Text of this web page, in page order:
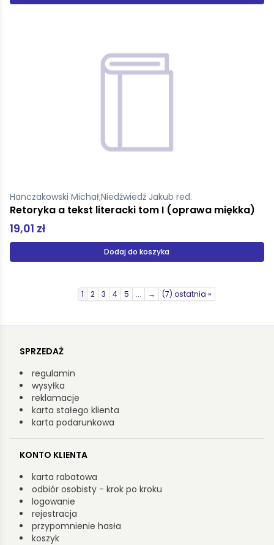
Hanczakowski Michał;Niedźwiedź Jakub red.
Retoryka a tekst literacki tom I (oprawa miękka)
19,01 zł
Dodaj do koszyka
1 2 3 4 5 ... → (7) ostatnia »
SPRZEDAŻ
regulamin
wysyłka
reklamacje
karta stałego klienta
karta podarunkowa
KONTO KLIENTA
karta rabatowa
odbiór osobisty - krok po kroku
logowanie
rejestracja
przypomnienie hasła
koszyk